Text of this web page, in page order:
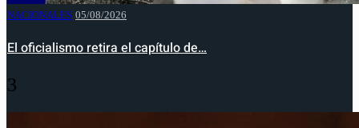
NACIONALES 05/08/2026
El oficialismo retira el capítulo de…
3